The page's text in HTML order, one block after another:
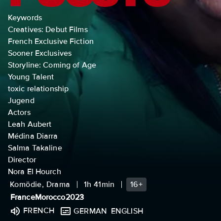
Keywords
Creatives: Debut Films
French Exclusive Fiction
Sooner Exclusives
Storyline: Coming of Age
Young Talent
toxic relationship
Jugend
Actors
Leah Aubert
Médina Diarra
Salma Takaline
Director
Nora El Hourch
Komödie, Drama
1h 41min
16+
FranceMorocco2023
FRENCH
GERMAN ENGLISH